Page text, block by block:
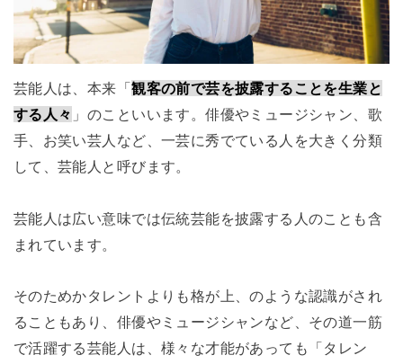
芸能人は、本来「観客の前で芸を披露することを生業と
する人々 」のこといいます。俳優やミュージシャン、歌
手、お笑い芸人など、一芸に秀でている人を大きく分類
して、芸能人と呼びます。
芸能人は広い意味では伝統芸能を披露する人のことも含
まれています。
そのためかタレントよりも格が上、のような認識がされ
ることもあり、俳優やミュージシャンなど、その道一筋
で活躍する芸能人は、様々な才能があっても「タレン